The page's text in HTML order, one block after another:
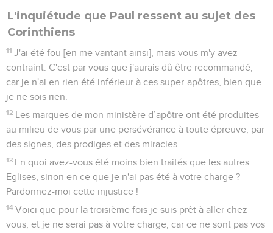
L'inquiétude que Paul ressent au sujet des
Corinthiens
11 J'ai été fou [en me vantant ainsi], mais vous m'y avez
contraint. C'est par vous que j'aurais dû être recommandé,
car je n'ai en rien été inférieur à ces super-apôtres, bien que
je ne sois rien.
12 Les marques de mon ministère d’apôtre ont été produites
au milieu de vous par une persévérance à toute épreuve, par
des signes, des prodiges et des miracles.
13 En quoi avez-vous été moins bien traités que les autres
Eglises, sinon en ce que je n'ai pas été à votre charge ?
Pardonnez-moi cette injustice !
14 Voici que pour la troisième fois je suis prêt à aller chez
vous, et je ne serai pas à votre charge, car ce ne sont pas vos